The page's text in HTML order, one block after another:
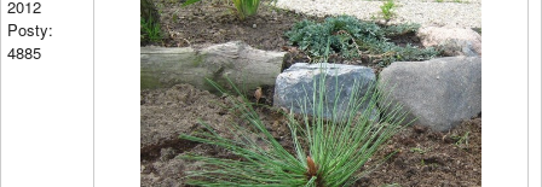
2012
Posty:
4885